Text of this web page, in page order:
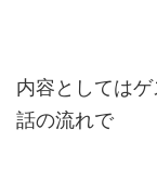
内容としては
話の流れで